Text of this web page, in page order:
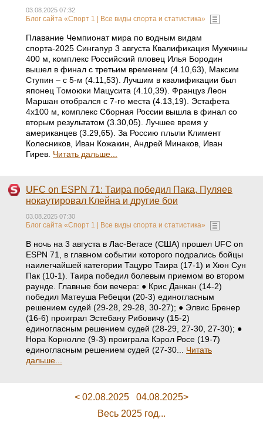
03.08.2025 07:32
Блог сайта «Спорт 1 | Все виды спорта и статистика»
Плавание Чемпионат мира по водным видам
спорта-2025 Сингапур 3 августа Квалификация Мужчины
400 м, комплекс Российский пловец Илья Бородин
вышел в финал с третьим временем (4.10,63), Максим
Ступин – с 5-м (4.11,53). Лучшим в квалификации был
японец Томоюки Мацусита (4.10,39). Француз Леон
Маршан отобрался с 7-го места (4.13,19). Эстафета
4x100 м, комплекс Сборная России вышла в финал со
вторым результатом (3.30,05). Лучшее время у
американцев (3.29,65). За Россию плыли Климент
Колесников, Иван Кожакин, Андрей Минаков, Иван
Гирев. Читать дальше...
UFC on ESPN 71: Таира победил Пака, Пуляев
нокаутировал Клейна и другие бои
03.08.2025 07:30
Блог сайта «Спорт 1 | Все виды спорта и статистика»
В ночь на 3 августа в Лас-Вегасе (США) прошел UFC on
ESPN 71, в главном событии которого подрались бойцы
наилегчайшей категории Тацуро Таира (17-1) и Хюн Сун
Пак (10-1). Таира победил болевым приемом во втором
раунде. Главные бои вечера: ● Крис Данкан (14-2)
победил Матеуша Ребецки (20-3) единогласным
решением судей (29-28, 29-28, 30-27); ● Элвис Бренер
(16-6) проиграл Эстебану Рибовичу (15-2)
единогласным решением судей (28-29, 27-30, 27-30); ●
Нора Корнолле (9-3) проиграла Кэрол Росе (19-7)
единогласным решением судей (27-30... Читать
дальше...
< 02.08.2025
04.08.2025>
Весь 2025 год...